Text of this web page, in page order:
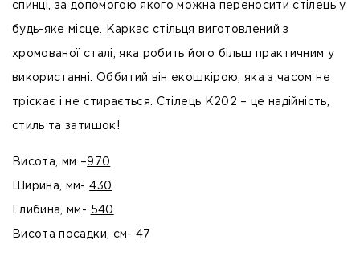
спинці, за допомогою якого можна переносити стілець у
будь-яке місце. Каркас стільця виготовлений з
хромованої сталі, яка робить його більш практичним у
використанні. Оббитий він екошкірою, яка з часом не
тріскає і не стирається. Стілець К202 – це надійність,
стиль та затишок!
Висота, мм –970
Ширина, мм-430
Глибина, мм- 540
Висота посадки, см- 47